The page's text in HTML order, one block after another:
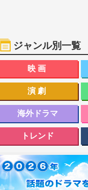
ジャンル別一覧
映画
演劇
海外ドラマ
トレンド